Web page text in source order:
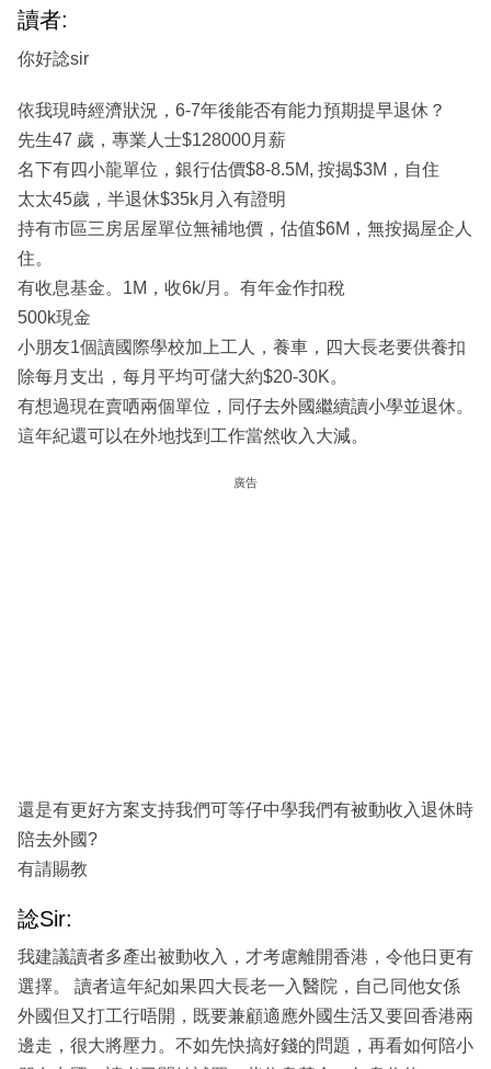
讀者:
你好諗sir
依我現時經濟狀況，6-7年後能否有能力預期提早退休？
先生47 歲，專業人士$128000月薪
名下有四小龍單位，銀行估價$8-8.5M, 按揭$3M，自住
太太45歲，半退休$35k月入有證明
持有市區三房居屋單位無補地價，估值$6M，無按揭屋企人
住。
有收息基金。1M，收6k/月。有年金作扣稅
500k現金
小朋友1個讀國際學校加上工人，養車，四大長老要供養扣
除每月支出，每月平均可儲大約$20-30K。
有想過現在賣哂兩個單位，同仔去外國繼續讀小學並退休。
這年紀還可以在外地找到工作當然收入大減。
廣告
還是有更好方案支持我們可等仔中學我們有被動收入退休時
陪去外國?
有請賜教
諗Sir:
我建議讀者多產出被動收入，才考慮離開香港，令他日更有
選擇。 讀者這年紀如果四大長老一入醫院，自己同他女係
外國但又打工行唔開，既要兼顧適應外國生活又要回香港兩
邊走，很大將壓力。不如先快搞好錢的問題，再看如何陪小